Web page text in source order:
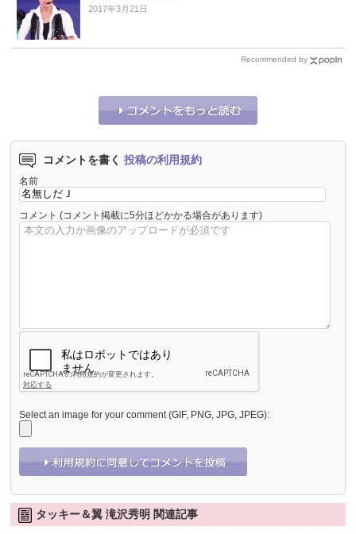
2017年3月21日
Recommended by
コメントを書く 投稿の利用規約
名前
コメント (コメント掲載に5分ほどかかる場合があります)
Select an image for your comment (GIF, PNG, JPG, JPEG):
タッキー＆翼 滝沢秀明 関連記事